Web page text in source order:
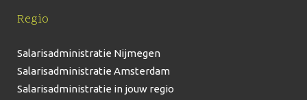
Regio
Salarisadministratie Nijmegen
Salarisadministratie Amsterdam
Salarisadministratie in jouw regio